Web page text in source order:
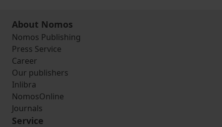
About Nomos
Nomos Publishing
Press Service
Career
Our publishers
Inlibra
NomosOnline
Journals
Service